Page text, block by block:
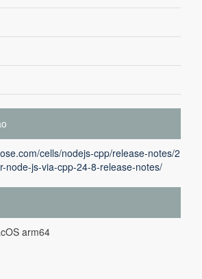
cells/nodejs-cpp/release-notes/2
node-js-via-cpp-24-8-release-notes/
arm64